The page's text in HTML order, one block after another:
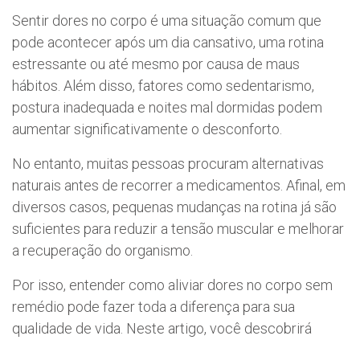
Sentir dores no corpo é uma situação comum que
pode acontecer após um dia cansativo, uma rotina
estressante ou até mesmo por causa de maus
hábitos. Além disso, fatores como sedentarismo,
postura inadequada e noites mal dormidas podem
aumentar significativamente o desconforto.
No entanto, muitas pessoas procuram alternativas
naturais antes de recorrer a medicamentos. Afinal, em
diversos casos, pequenas mudanças na rotina já são
suficientes para reduzir a tensão muscular e melhorar
a recuperação do organismo.
Por isso, entender como aliviar dores no corpo sem
remédio pode fazer toda a diferença para sua
qualidade de vida. Neste artigo, você descobrirá